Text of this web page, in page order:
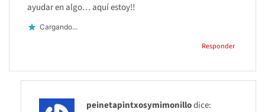
ayudar en algo… aquí estoy!!
Cargando...
Responder
peinetapintxosymimonillodice: